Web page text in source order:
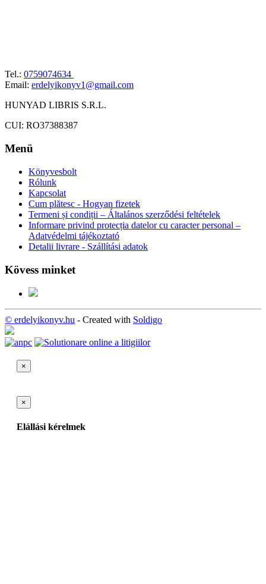
Tel.: 0759074634
Email: erdelyikonyv1@gmail.com
HUNYAD LIBRIS S.R.L.
CUI: RO37388387
Menü
Könyvesbolt
Rólunk
Kapcsolat
Cum plătesc - Hogyan fizetek
Termeni și condiții – Általános szerződési feltételek
Informare privind protecția datelor cu caracter personal –
Adatvédelmi tájékoztató
Detalii livrare - Szállítási adatok
Kövess minket
© erdelyikonyv.hu - Created with Soldigo
×
×
Elállási kérelmek